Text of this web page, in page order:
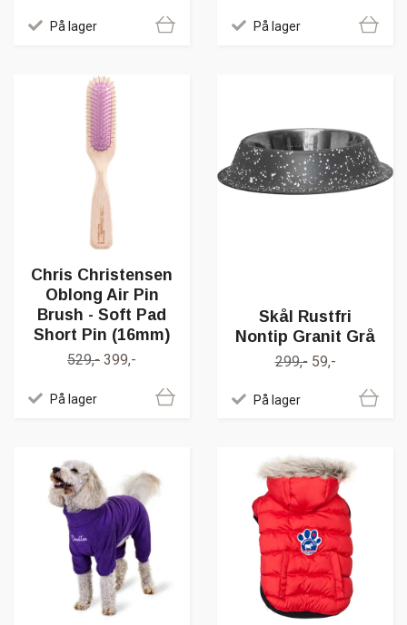
På lager På lager
Chris Christensen
Oblong Air Pin
Brush - Soft Pad
Short Pin (16mm)
529,- 399,-
På lager
Skål Rustfri
Nontip Granit Grå
299,- 59,-
På lager